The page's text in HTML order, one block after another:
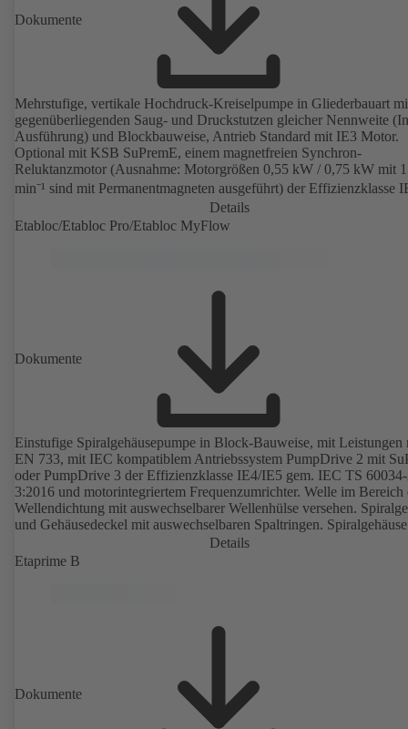
Dokumente
Mehrstufige, vertikale Hochdruck-Kreiselpumpe in Gliederbauart
gegenüberliegenden Saug- und Druckstutzen gleicher Nennweite
Ausführung) und Blockbauweise, Antrieb Standard mit IE3 Motor.
Optional mit KSB SuPremE, einem magnetfreien Synchron-
Reluktanzmotor (Ausnahme: Motorgrößen 0,55 kW / 0,75 kW mit
min⁻¹ sind mit Permanentmagneten ausgeführt) der Effizienzklasse
gemäß IEC TS 60034-30-2: 2016, für den Betrieb am
Drehzahlregelsystem Typ KSB PumpDrive 2 oder KSB
ohne Rotorlagegeber. Befestigungspunkte entsprechend EN 50347,
Details
Etabloc/Etabloc Pro/Etabloc MyFlow
Dokumente
Einstufige Spiralgehäusepumpe in Block-Bauweise, mit Leistungen
EN 733, mit IEC kompatiblem Antriebssystem PumpDrive 2 mit
oder PumpDrive 3 der Effizienzklasse IE4/IE5 gem. IEC TS
3:2016 und motorintegriertem Frequenzumrichter. Welle im Bereich
Wellendichtung mit auswechselbarer Wellenhülse versehen.
und Gehäusedeckel mit auswechselbaren Spaltringen.
angegossenen Pumpenfüßen bei B-, C- und S Ausführung.
Befestigungspunkte entsprechend IEC 60072, Hüllmaße gemäß
DIN V 42673 (07-2011). ATEX-Ausführung erhältlich. Den
Details
Etaprime B
Dokumente